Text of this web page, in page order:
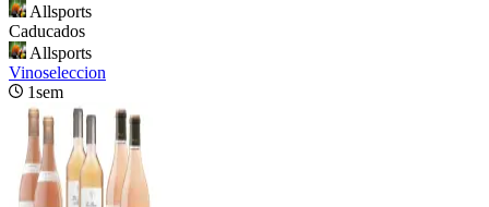
Allsports
Caducados
Allsports
Vinoseleccion
1sem